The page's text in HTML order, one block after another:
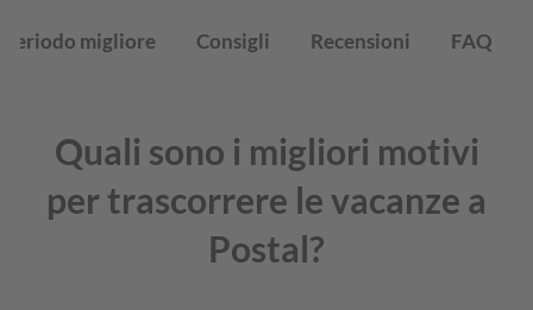
Periodo migliore Consigli Recensioni FAQ
Quali sono i migliori motivi
per trascorrere le vacanze a
Postal?